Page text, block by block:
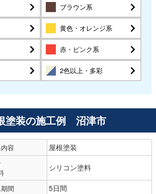
ブラウン系
黄色・オレンジ系
赤・ピンク系
2色以上・多彩
塗装の施工例 沼津市
容 屋根塗装
シリコン塗料
間 5日間